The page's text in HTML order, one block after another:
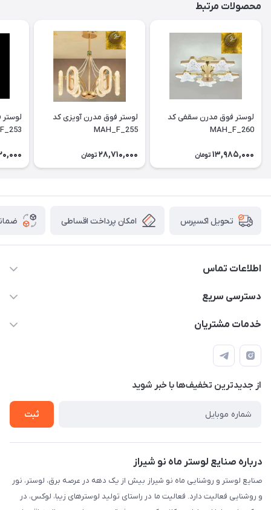
محصولات مرتبط
لوستر فوق مدرن سقفی کد
MAH_F_260
13,985,000 تومان
لوستر فوق مدرن آویزی کد
MAH_F_255
28,710,000 تومان
تحویل اکسپرس امکان پرداخت اقساطی
اطلاعات تماس
09171115348
طبقه همکف واحد 131
دسترسی سریع
مجله فروشگاه
درباره ما
تماس با ما
خدمات مشتریان
قوانین و مقررات
حریم خصوصی
راهنما
از جدید‌ترین تخفیف‌ها با‌ خبر شوید
ثبت
درباره صنایع لوستر ماه نو شیراز
صنایع لوستر و روشنایی ماه نو شیراز بیش از یک دهه در عرصه برق، لوستر، نور
و روشنایی فعالیت دارد. فعالیت ما در راستای تولید لوسترهای زیبا، لوکس، در